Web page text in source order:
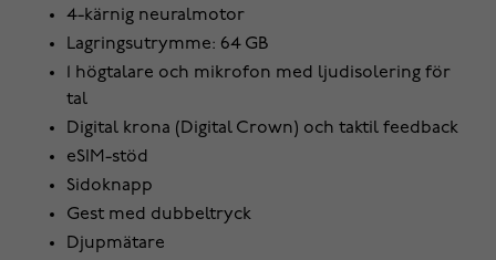
4-kärnig neuralmotor
Lagringsutrymme: 64 GB
1 högtalare och mikrofon med ljudisolering för
tal
Digital krona (Digital Crown) och taktil feedback
eSIM-stöd
Sidoknapp
Gest med dubbeltryck
Djupmätare